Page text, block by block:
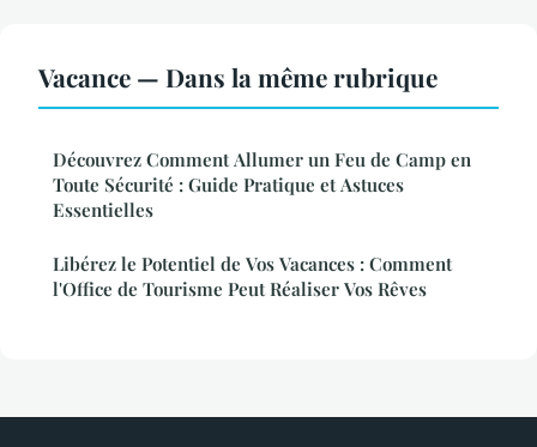
Vacance — Dans la même rubrique
Découvrez Comment Allumer un Feu de Camp en
Toute Sécurité : Guide Pratique et Astuces
Essentielles
Libérez le Potentiel de Vos Vacances : Comment
l'Office de Tourisme Peut Réaliser Vos Rêves